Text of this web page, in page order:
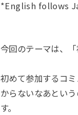
*English follows
今回のテーマは、「
初めて参加するコ
からないなあとい
す。